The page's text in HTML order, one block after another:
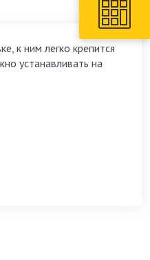
к ним легко крепится
устанавливать на